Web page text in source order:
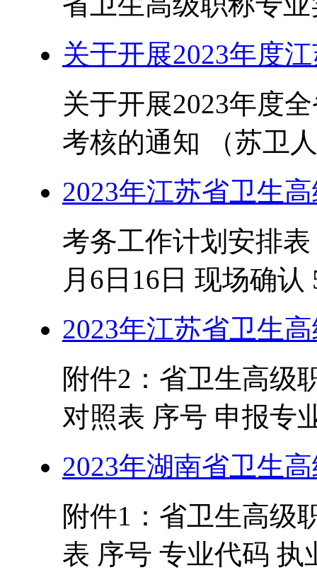
关于开展2023年度
关于开展2023年度
考核的通知 （苏卫
2023年江苏省卫生
考务工作计划安排
月6日16日 现场确认
2023年江苏省卫生
附件2：省卫生高级
对照表 序号 申报专
2023年湖南省卫生
附件1：省卫生高级
表 序号 专业代码 执